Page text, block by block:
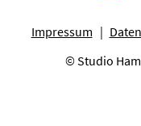
Impressum
© Studio